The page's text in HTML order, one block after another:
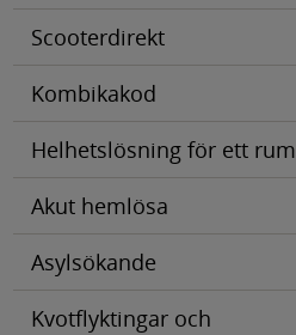
Scooterdirekt
Kombikakod
Helhetslösning för ett rum
Akut hemlösa
Asylsökande
Kvotflyktingar och